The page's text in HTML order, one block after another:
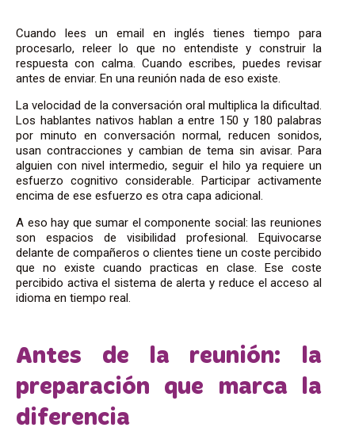
Cuando lees un email en inglés tienes tiempo para
procesarlo, releer lo que no entendiste y construir la
respuesta con calma. Cuando escribes, puedes revisar
antes de enviar. En una reunión nada de eso existe.
La velocidad de la conversación oral multiplica la dificultad.
Los hablantes nativos hablan a entre 150 y 180 palabras
por minuto en conversación normal, reducen sonidos,
usan contracciones y cambian de tema sin avisar. Para
alguien con nivel intermedio, seguir el hilo ya requiere un
esfuerzo cognitivo considerable. Participar activamente
encima de ese esfuerzo es otra capa adicional.
A eso hay que sumar el componente social: las reuniones
son espacios de visibilidad profesional. Equivocarse
delante de compañeros o clientes tiene un coste percibido
que no existe cuando practicas en clase. Ese coste
percibido activa el sistema de alerta y reduce el acceso al
idioma en tiempo real.
Antes de la reunión: la
preparación que marca la
diferencia